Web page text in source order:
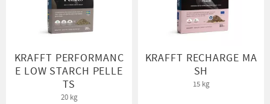
KRAFFT PERFORMANC
E LOW STARCH PELLE
TS
20 kg
KRAFFT RECHARGE MA
SH
15 kg